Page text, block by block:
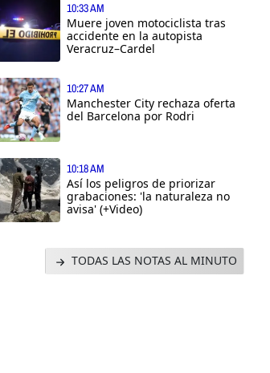
10:33 AM
Muere joven motociclista tras
accidente en la autopista
Veracruz–Cardel
10:27 AM
Manchester City rechaza oferta
del Barcelona por Rodri
10:18 AM
Así los peligros de priorizar
grabaciones: 'la naturaleza no
avisa' (+Video)
TODAS LAS NOTAS AL MINUTO